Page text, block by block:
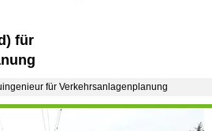
für
für Verkehrsanlagenplanung